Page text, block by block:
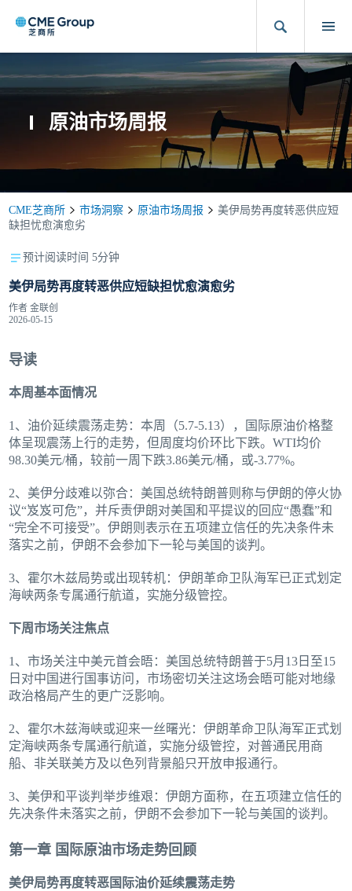
原油市场周报
CME芝商所 市场洞察 原油市场周报
美伊局势再度转恶供应短
缺担忧愈演愈劣
预计阅读时间 5分钟
美伊局势再度转恶供应短缺担忧愈演愈劣
作者金联创
2026-05-15
导读
本周基本面情况
1、油价延续震荡走势：本周（5.7-5.13），国际原油价格整
体呈现震荡上行的走势，但周度均价环比下跌。WTI均价
98.30美元/桶，较前一周下跌3.86美元/桶，或-3.77%。
2、美伊分歧难以弥合：美国总统特朗普则称与伊朗的停火协
议“岌岌可危”，并斥责伊朗对美国和平提议的回应“愚蠢”和
“完全不可接受”。伊朗则表示在五项建立信任的先决条件未
落实之前，伊朗不会参加下一轮与美国的谈判。
3、霍尔木兹局势或出现转机：伊朗革命卫队海军已正式划定
海峡两条专属通行航道，实施分级管控。
下周市场关注焦点
1、市场关注中美元首会晤：美国总统特朗普于5月13日至15
日对中国进行国事访问，市场密切关注这场会晤可能对地缘
政治格局产生的更广泛影响。
2、霍尔木兹海峡或迎来一丝曙光：伊朗革命卫队海军正式划
定海峡两条专属通行航道，实施分级管控，对普通民用商
船、非关联美方及以色列背景船只开放申报通行。
3、美伊和平谈判举步维艰：伊朗方面称，在五项建立信任的
先决条件未落实之前，伊朗不会参加下一轮与美国的谈判。
第一章 国际原油市场走势回顾
美伊局势再度转恶国际油价延续震荡走势